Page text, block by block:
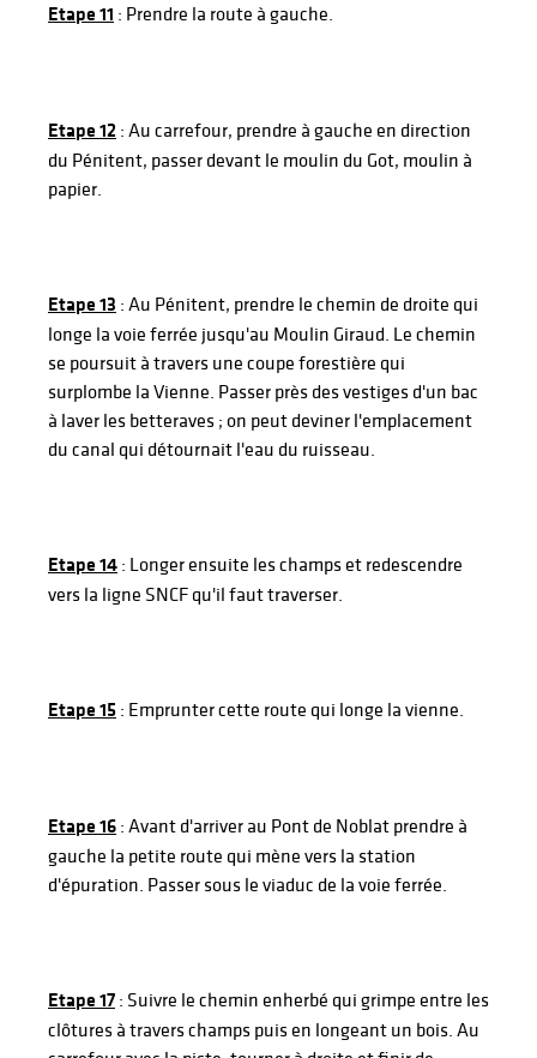
Etape 11 : Prendre la route à gauche.
Etape 12 : Au carrefour, prendre à gauche en direction
du Pénitent, passer devant le moulin du Got, moulin à
papier.
Etape 13 : Au Pénitent, prendre le chemin de droite qui
longe la voie ferrée jusqu'au Moulin Giraud. Le chemin
se poursuit à travers une coupe forestière qui
surplombe la Vienne. Passer près des vestiges d'un bac
à laver les betteraves ; on peut deviner l'emplacement
du canal qui détournait l'eau du ruisseau.
Etape 14 : Longer ensuite les champs et redescendre
vers la ligne SNCF qu'il faut traverser.
Etape 15 : Emprunter cette route qui longe la vienne.
Etape 16 : Avant d'arriver au Pont de Noblat prendre à
gauche la petite route qui mène vers la station
d'épuration. Passer sous le viaduc de la voie ferrée.
Etape 17 : Suivre le chemin enherbé qui grimpe entre les
clôtures à travers champs puis en longeant un bois. Au